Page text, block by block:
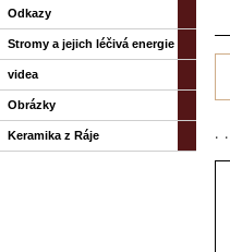
Odkazy
Stromy a jejich léčivá energie
videa
Obrázky
Keramika z Ráje